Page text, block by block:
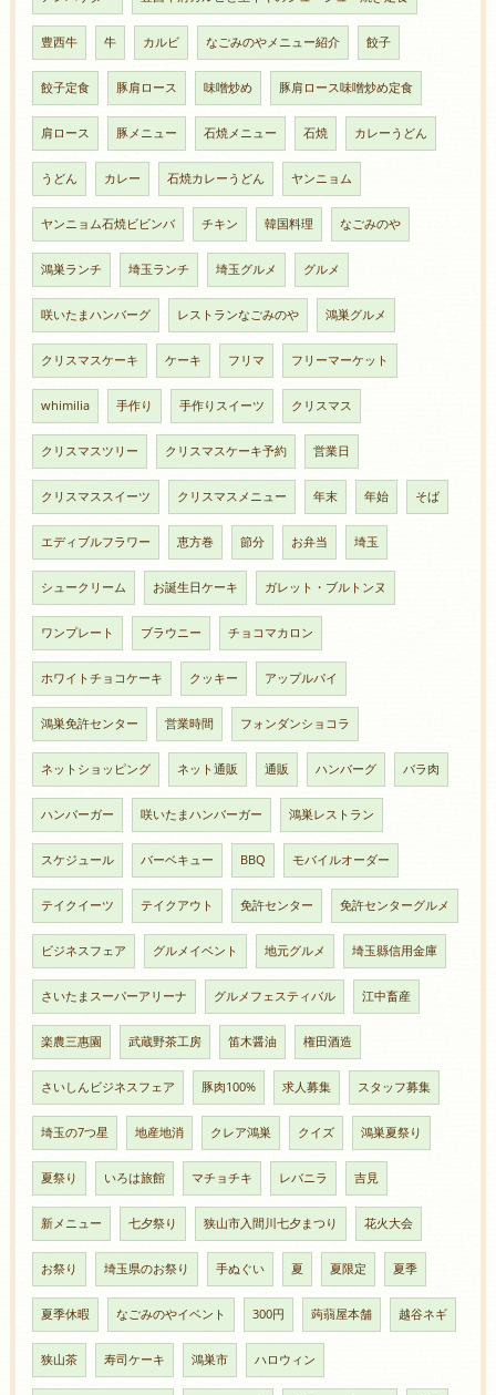
豊西牛 牛 カルビ なごみのやメニュー紹介 餃子
餃子定食 豚肩ロース 味噌炒め 豚肩ロース味噌炒め定食
肩ロース 豚メニュー 石焼メニュー 石焼 カレーうどん
うどん カレー 石焼カレーうどん ヤンニョム
ヤンニョム石焼ビビンバ チキン 韓国料理 なごみのや
鴻巣ランチ 埼玉ランチ 埼玉グルメ グルメ
咲いたまハンバーグ レストランなごみのや 鴻巣グルメ
クリスマスケーキ ケーキ フリマ フリーマーケット
whimilia 手作り 手作りスイーツ クリスマス
クリスマスツリー クリスマスケーキ予約 営業日
クリスマススイーツ クリスマスメニュー 年末 年始 そば
エディブルフラワー 恵方巻 節分 お弁当 埼玉
シュークリーム お誕生日ケーキ ガレット・ブルトンヌ
ワンプレート ブラウニー チョコマカロン
ホワイトチョコケーキ クッキー アップルパイ
鴻巣免許センター 営業時間 フォンダンショコラ
ネットショッピング ネット通販 通販 ハンバーグ バラ肉
ハンバーガー 咲いたまハンバーガー 鴻巣レストラン
スケジュール バーベキュー BBQ モバイルオーダー
テイクイーツ テイクアウト 免許センター 免許センターグルメ
ビジネスフェア グルメイベント 地元グルメ 埼玉縣信用金庫
さいたまスーパーアリーナ グルメフェスティバル 江中畜産
楽農三惠園 武蔵野茶工房 笛木醤油 権田酒造
さいしんビジネスフェア 豚肉100% 求人募集 スタッフ募集
埼玉の7つ星 地産地消 クレア鴻巣 クイズ 鴻巣夏祭り
夏祭り いろは旅館 マチョチキ レバニラ 吉見
新メニュー 七夕祭り 狭山市入間川七夕まつり 花火大会
お祭り 埼玉県のお祭り 手ぬぐい 夏 夏限定 夏季
夏季休暇 なごみのやイベント 300円 蒟蒻屋本舗 越谷ネギ
狭山茶 寿司ケーキ 鴻巣市 ハロウィン